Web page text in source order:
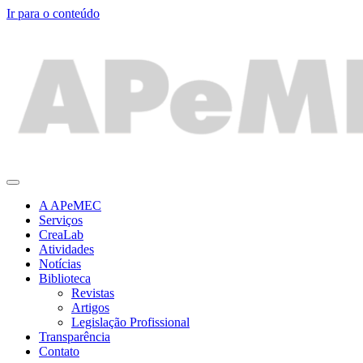
Ir para o conteúdo
A APeMEC
Serviços
CreaLab
Atividades
Notícias
Biblioteca
Revistas
Artigos
Legislação Profissional
Transparência
Contato